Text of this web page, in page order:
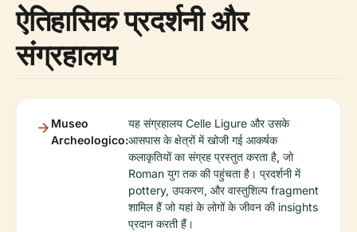
ऐतिहासिक प्रदर्शनी और
संग्रहालय
Museo
Archeologico:
यह संग्रहालय Celle Ligure और उसके
आसपास के क्षेत्रों में खोजी गई आकर्षक
कलाकृतियों का संग्रह प्रस्तुत करता है, जो
Roman युग तक की पहुंचता है। प्रदर्शनी में
pottery, उपकरण, और वास्तुशिल्प fragment
शामिल हैं जो यहां के लोगों के जीवन की insights
प्रदान करती हैं।